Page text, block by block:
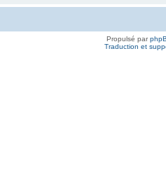
Propulsé par
Traduction et